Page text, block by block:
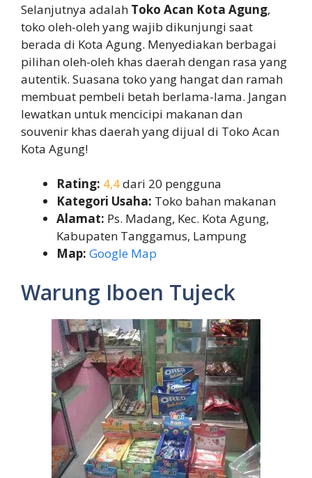
Selanjutnya adalah Toko Acan Kota Agung,
toko oleh-oleh yang wajib dikunjungi saat
berada di Kota Agung. Menyediakan berbagai
pilihan oleh-oleh khas daerah dengan rasa yang
autentik. Suasana toko yang hangat dan ramah
membuat pembeli betah berlama-lama. Jangan
lewatkan untuk mencicipi makanan dan
souvenir khas daerah yang dijual di Toko Acan
Kota Agung!
Rating: 4,4dari 20 pengguna
Kategori Usaha: Toko bahan makanan
Alamat: Ps. Madang, Kec. Kota Agung,
Kabupaten Tanggamus, Lampung
Map: Google Map
Warung Iboen Tujeck